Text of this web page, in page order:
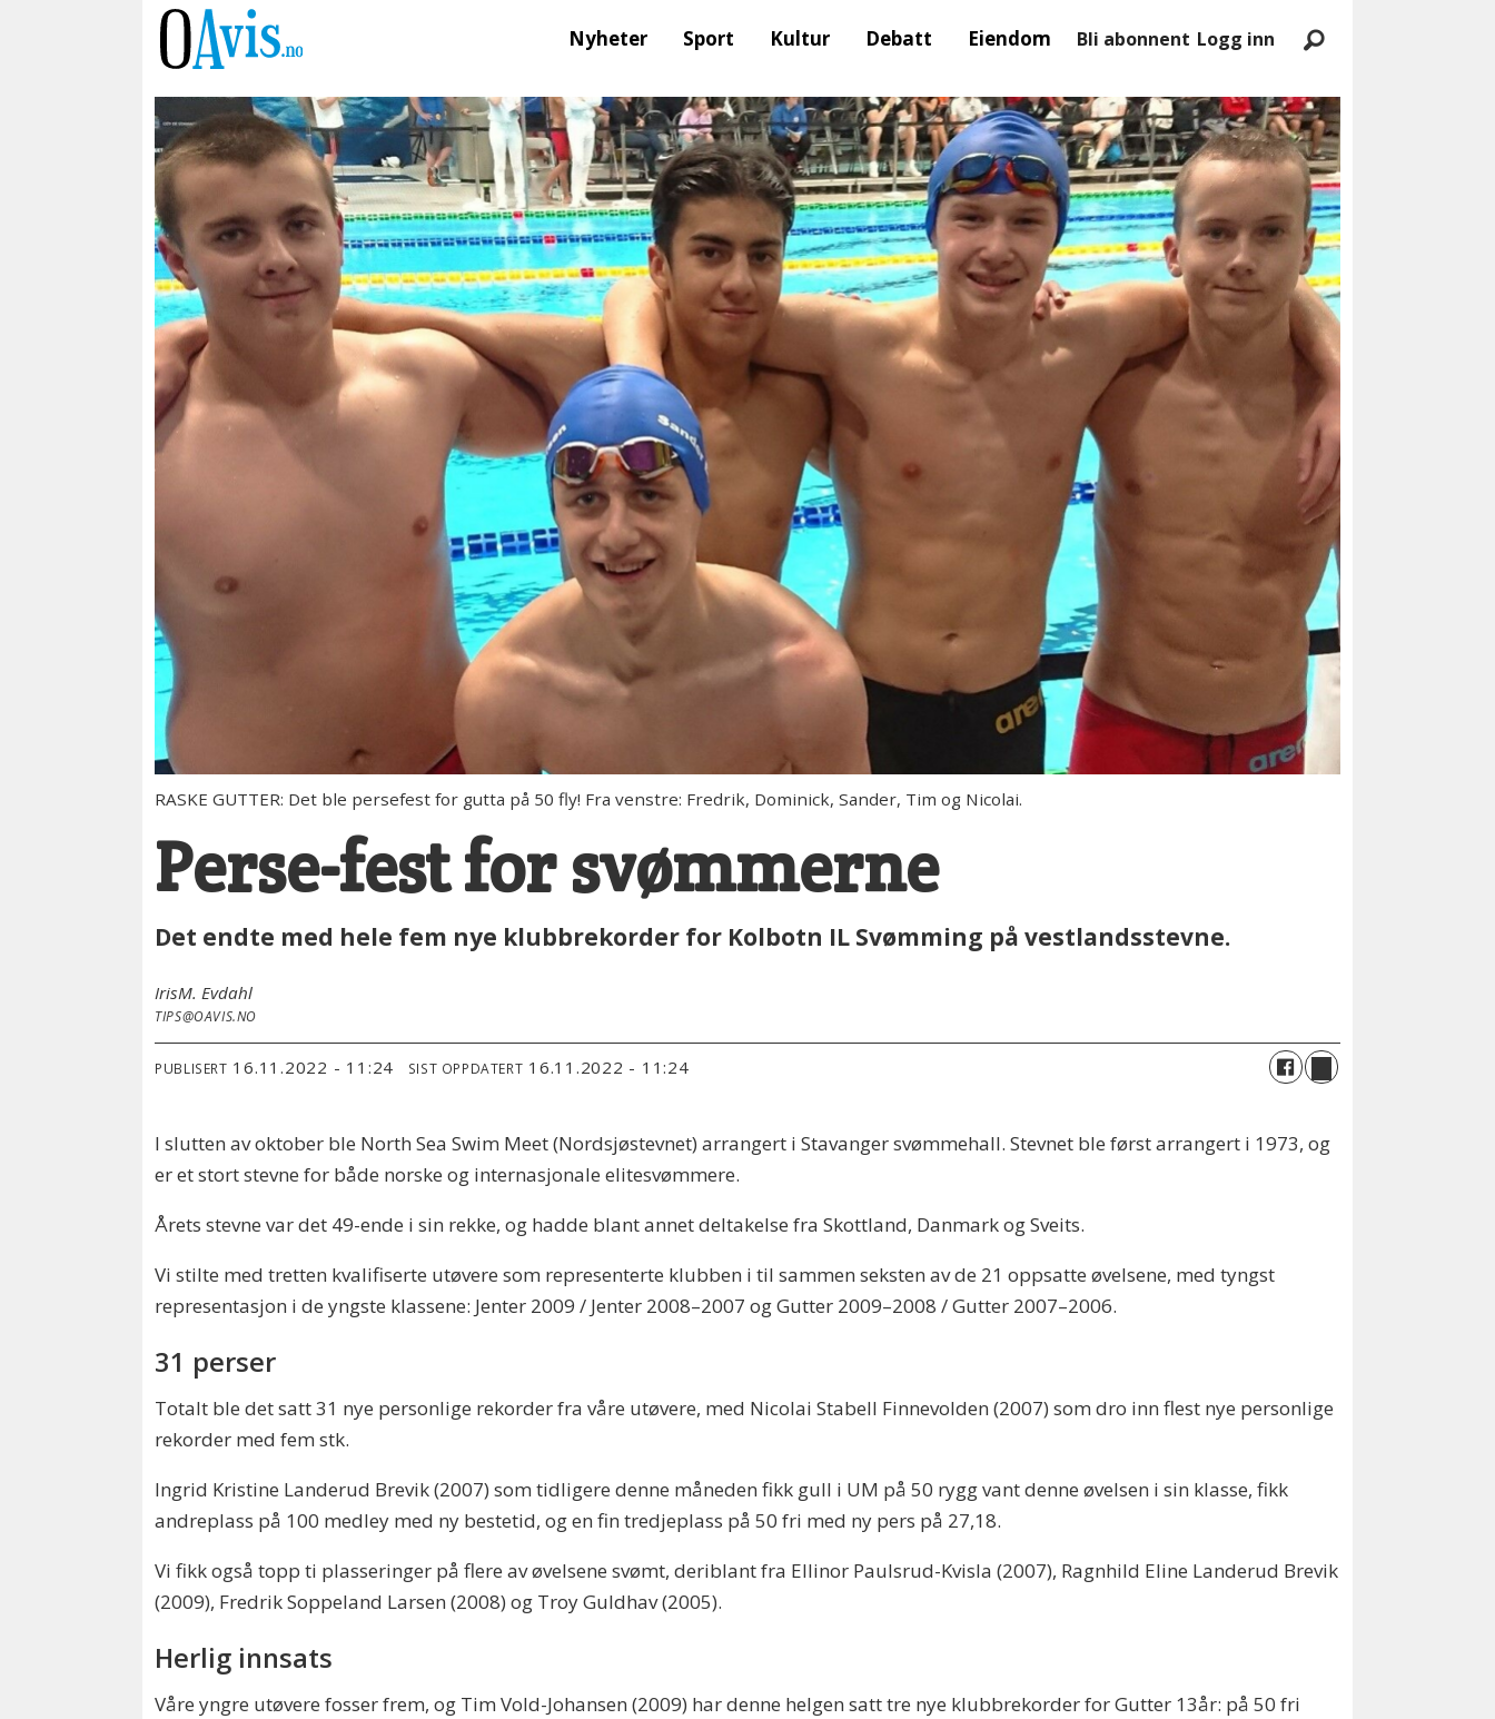
Nyheter Sport Kultur Debatt Eiendom Bli abonnent Logg inn
RASKE GUTTER: Det ble persefest for gutta på 50 fly! Fra venstre: Fredrik, Dominick, Sander, Tim og Nicolai.
Perse-fest for svømmerne
Det endte med hele fem nye klubbrekorder for Kolbotn IL Svømming på vestlandsstevne.
IrisM. Evdahl
TIPS@OAVIS.NO
PUBLISERT 16.11.2022 - 11:24 SIST OPPDATERT 16.11.2022 - 11:24
I slutten av oktober ble North Sea Swim Meet (Nordsjøstevnet) arrangert i Stavanger svømmehall. Stevnet ble først arrangert i 1973, og
er et stort stevne for både norske og internasjonale elitesvømmere.
Årets stevne var det 49-ende i sin rekke, og hadde blant annet deltakelse fra Skottland, Danmark og Sveits.
Vi stilte med tretten kvalifiserte utøvere som representerte klubben i til sammen seksten av de 21 oppsatte øvelsene, med tyngst
representasjon i de yngste klassene: Jenter 2009 / Jenter 2008–2007 og Gutter 2009–2008 / Gutter 2007–2006.
31 perser
Totalt ble det satt 31 nye personlige rekorder fra våre utøvere, med Nicolai Stabell Finnevolden (2007) som dro inn flest nye personlige
rekorder med fem stk.
Ingrid Kristine Landerud Brevik (2007) som tidligere denne måneden fikk gull i UM på 50 rygg vant denne øvelsen i sin klasse, fikk
andreplass på 100 medley med ny bestetid, og en fin tredjeplass på 50 fri med ny pers på 27,18.
Vi fikk også topp ti plasseringer på flere av øvelsene svømt, deriblant fra Ellinor Paulsrud-Kvisla (2007), Ragnhild Eline Landerud Brevik
(2009), Fredrik Soppeland Larsen (2008) og Troy Guldhav (2005).
Herlig innsats
Våre yngre utøvere fosser frem, og Tim Vold-Johansen (2009) har denne helgen satt tre nye klubbrekorder for Gutter 13år: på 50 fri